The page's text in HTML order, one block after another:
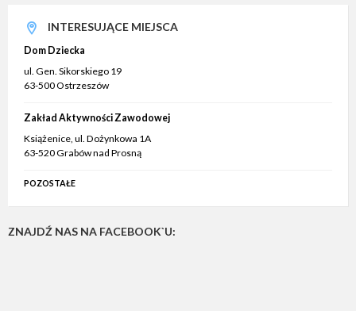
INTERESUJĄCE MIEJSCA
Dom Dziecka
ul. Gen. Sikorskiego 19
63-500 Ostrzeszów
Zakład Aktywności Zawodowej
Książenice, ul. Dożynkowa 1A
63-520 Grabów nad Prosną
POZOSTAŁE
ZNAJDŹ NAS NA FACEBOOK`U: